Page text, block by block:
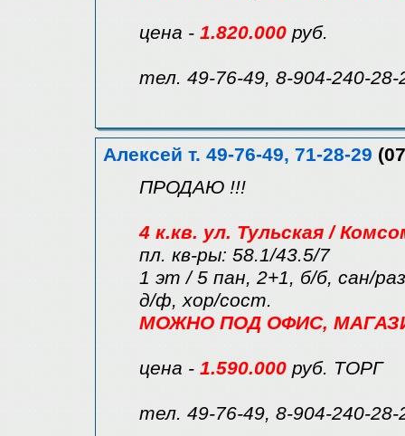
цена - 1.820.000 руб.
тел. 49-76-49, 8-904-240-28-
Алексей т. 49-76-49, 71-28-29
ПРОДАЮ !!!
4 к.кв. ул. Тульская /
пл. кв-ры: 58.1/43.5/7
1 эт / 5 пан, 2+1, б/б, сан/
д/ф, хор/сост.
МОЖНО ПОД ОФИС,
цена - 1.590.000 руб. ТОРГ
тел. 49-76-49, 8-904-240-28-